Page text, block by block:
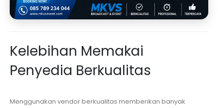
Kelebihan Memakai
Penyedia Berkualitas
Menggunakan vendor berkualitas memberikan banyak